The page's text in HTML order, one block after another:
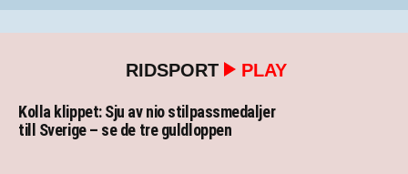
RIDSPORT PLAY
Kolla klippet: Sju av nio stilpassmedaljer
till Sverige – se de tre guldloppen